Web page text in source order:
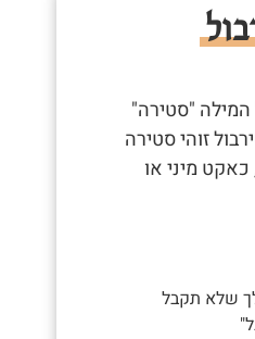
"סטירה"
זוהי סטירה
מיני או
שלא תקבל